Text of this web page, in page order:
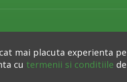
mai placuta experienta
cu termenii si conditiile